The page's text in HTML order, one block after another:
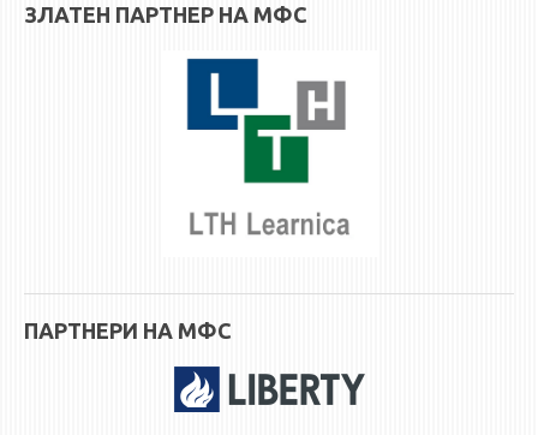
ENERGET
ИНФОРМАЦИИ ОД ЈАВЕН КАРАКТЕР
АНКЕТИ И САМОЕВАЛУАЦИИ
ЗЛАТЕН ПАРТНЕР НА МФС
ПАРТНЕРИ НА МФС